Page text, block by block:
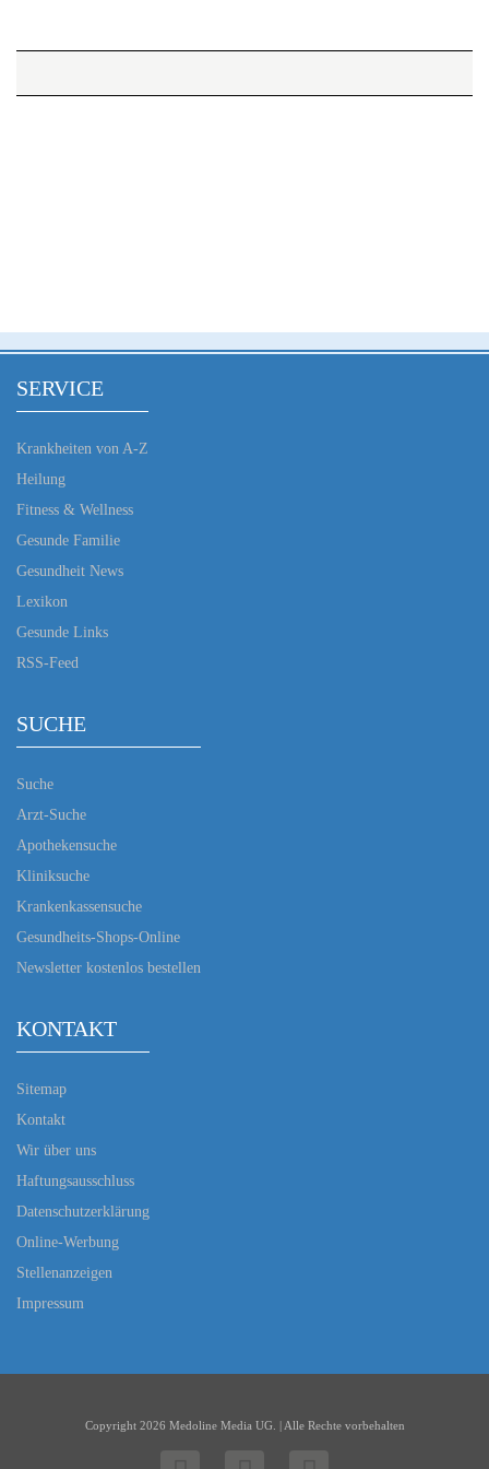
SERVICE
Krankheiten von A-Z
Heilung
Fitness & Wellness
Gesunde Familie
Gesundheit News
Lexikon
Gesunde Links
RSS-Feed
SUCHE
Suche
Arzt-Suche
Apothekensuche
Kliniksuche
Krankenkassensuche
Gesundheits-Shops-Online
Newsletter kostenlos bestellen
KONTAKT
Sitemap
Kontakt
Wir über uns
Haftungsausschluss
Datenschutzerklärung
Online-Werbung
Stellenanzeigen
Impressum
Copyright 2026 Medoline Media UG. | Alle Rechte vorbehalten